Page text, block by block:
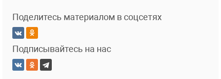
Поделитесь материалом в соцсетях
Подписывайтесь на нас